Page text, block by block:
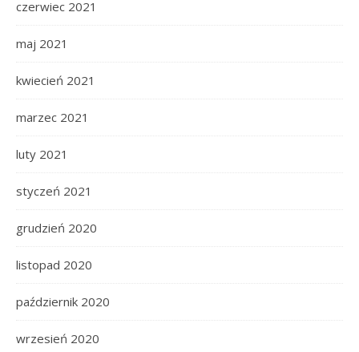
czerwiec 2021
maj 2021
kwiecień 2021
marzec 2021
luty 2021
styczeń 2021
grudzień 2020
listopad 2020
październik 2020
wrzesień 2020